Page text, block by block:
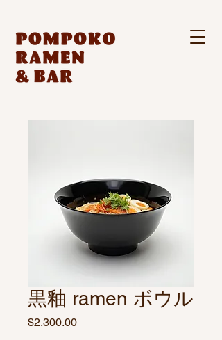
黒釉 ramen ボウル
$2,300.00Price